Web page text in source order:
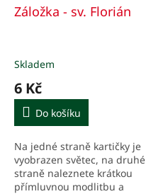
d
ů
Záložka - sv. Florián
Skladem
6 Kč
Do košíku
Na jedné straně kartičky je
vyobrazen světec, na druhé
straně naleznete krátkou
přímluvnou modlitbu a